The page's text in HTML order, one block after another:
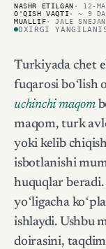
NASHR ETILGAN · 12-
O'QISH VAQTI · ~ 9
MUALLIF· JALE
OXIRGI
Turkiyada chet
fuqarosi boʻlish
uchinchi maqom
maqom, turk
yoki kelib
isbotlanishi
huquqlar
yoʻligacha
ishlaydi. Ushbu
doirasini,